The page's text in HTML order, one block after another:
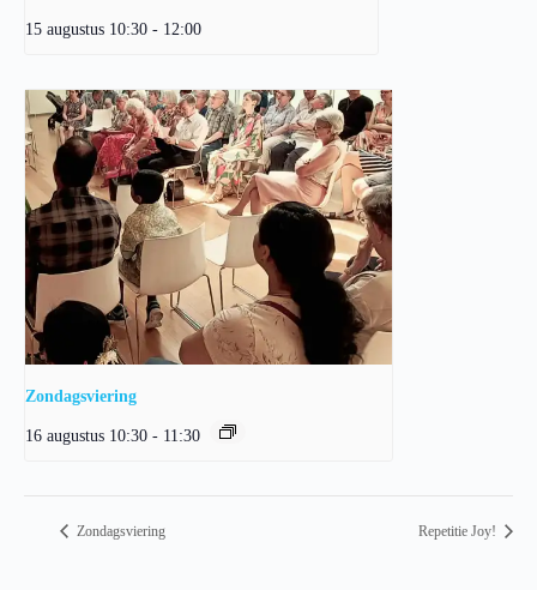
15 augustus 10:30 - 12:00
Zondagsviering
16 augustus 10:30 - 11:30
Zondagsviering Repetitie Joy!